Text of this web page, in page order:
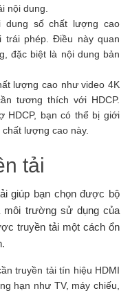
nội dung.
dung số chất lượng cao
trái phép. Điều này quan
đặc biệt là nội dung bản
lượng cao như video 4K
tương thích với HDCP.
HDCP, bạn có thể bị giới
lượng cao này.
tải
giúp bạn chọn được bộ
trường sử dụng của
truyền tải một cách ổn
truyền tải tín hiệu HDMI
hạn như TV, máy chiếu,